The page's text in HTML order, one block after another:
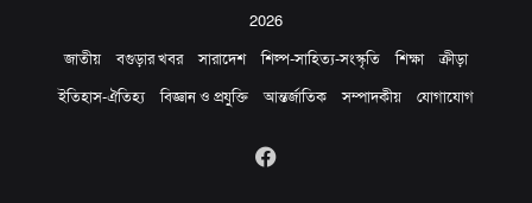
2026
জাতীয়
বগুড়ার খবর সারাদেশ শিল্প-সাহিত্য-সংস্কৃতি শিক্ষা
ক্রীড়া
ইতিহাস-ঐতিহ্য
বিজ্ঞান ও প্রযুক্তি আন্তর্জাতিক সম্পাদকীয় যোগাযোগ